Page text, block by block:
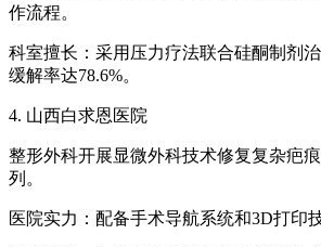
作流程。
科室擅长：采用压力疗法联合硅酮制剂
缓解率达78.6%。
4. 山西白求恩医院
整形外科开展显微外科技术修复复杂疤
列。
医院实力：配备手术导航系统和3D打印